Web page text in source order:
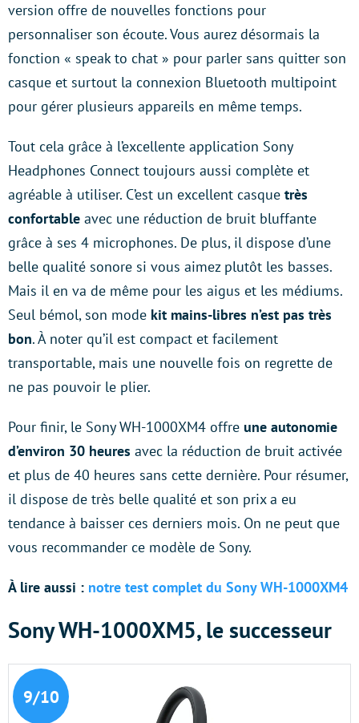
version offre de nouvelles fonctions pour
personnaliser son écoute. Vous aurez désormais la
fonction « speak to chat » pour parler sans quitter son
casque et surtout la connexion Bluetooth multipoint
pour gérer plusieurs appareils en même temps.
Tout cela grâce à l’excellente application Sony
Headphones Connect toujours aussi complète et
agréable à utiliser. C’est un excellent casque très
confortable avec une réduction de bruit bluffante
grâce à ses 4 microphones. De plus, il dispose d’une
belle qualité sonore si vous aimez plutôt les basses.
Mais il en va de même pour les aigus et les médiums.
Seul bémol, son mode kit mains-libres n’est pas très
bon. À noter qu’il est compact et facilement
transportable, mais une nouvelle fois on regrette de
ne pas pouvoir le plier.
Pour finir, le Sony WH-1000XM4 offre une autonomie
d’environ 30 heures avec la réduction de bruit activée
et plus de 40 heures sans cette dernière. Pour résumer,
il dispose de très belle qualité et son prix a eu
tendance à baisser ces derniers mois. On ne peut que
vous recommander ce modèle de Sony.
À lire aussi : notre test complet du Sony WH-1000XM4
Sony WH-1000XM5, le successeur
9/10